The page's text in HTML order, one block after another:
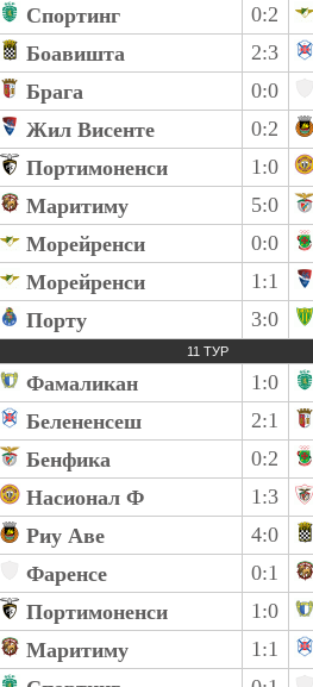
Спортинг 0:2
Боавишта 2:3
Брага 0:0
Жил Висенте 0:2
Портимоненси 1:0
Маритиму 5:0
Морейренси 0:0
Морейренси 1:1
Порту 3:0
11 ТУР
Фамаликан 1:0
Белененсеш 2:1
Бенфика 0:2
Насионал Ф 1:3
Риу Аве 4:0
Фаренсе 0:1
Портимоненси 1:0
Маритиму 1:1